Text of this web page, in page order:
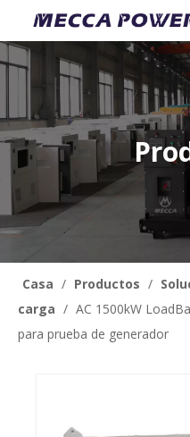
Casa / Productos /
carga / AC 1500kW
para prueba de generador